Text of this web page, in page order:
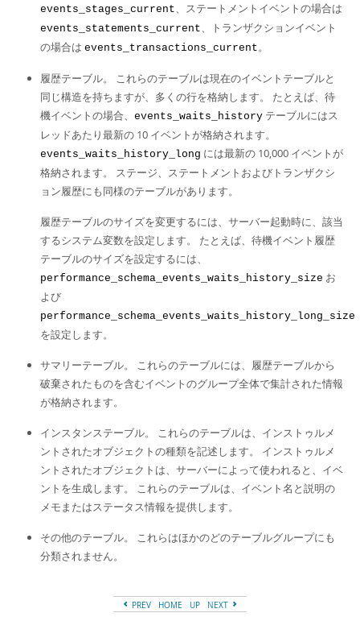
events_stages_current、ステートメントイベントの場合は
events_statements_current、トランザクションイベント
の場合は events_transactions_current。
履歴テーブル。 これらのテーブルは現在のイベントテーブルと
同じ構造を持ちますが、多くの行を格納します。 たとえば、待
機イベントの場合、 events_waits_history テーブルにはス
レッドあたり最新の 10 イベントが格納されます。
events_waits_history_long には最新の 10,000 イベントが
格納されます。 ステージ、ステートメントおよびトランザクシ
ョン履歴にも同様のテーブルがあります。
履歴テーブルのサイズを変更するには、サーバー起動時に、該当
するシステム変数を設定します。 たとえば、待機イベント履歴
テーブルのサイズを設定するには、
performance_schema_events_waits_history_size お
よび
performance_schema_events_waits_history_long_size
を設定します。
サマリーテーブル。 これらのテーブルには、履歴テーブルから
破棄されたものを含むイベントのグループ全体で集計された情報
が格納されます。
インスタンステーブル。 これらのテーブルは、インストゥルメ
ントされたオブジェクトの種類を記述します。 インストゥルメ
ントされたオブジェクトは、サーバーによって使われると、イベ
ントを生成します。 これらのテーブルは、イベント名と説明の
メモまたはステータス情報を提供します。
その他のテーブル。 これらはほかのどのテーブルグループにも
分類されません。
PREV HOME UP NEXT